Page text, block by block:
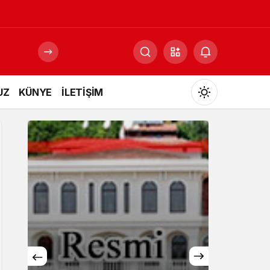
KÜNYE İLETİŞİM
Mod
değiştir
Gündüz Modu
Gece Modu
Gece modunu seçin.